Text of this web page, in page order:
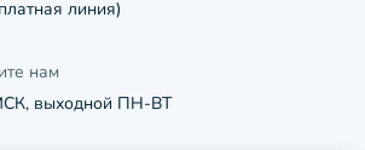
линия)
нам
выходной ПН-ВТ